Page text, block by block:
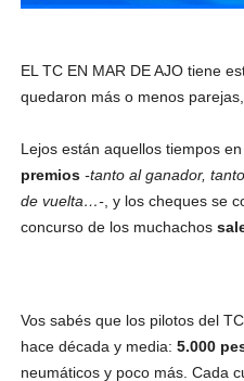
EL TC EN MAR DE AJO tiene
quedaron más o menos
Lejos están aquellos tiempos
premios-tanto al ganador,
de vuelta…-, y los cheques se
concurso de los muchachos
Vos sabés que los pilotos del
hace década y media: 5.000
neumáticos y poco más. Cada